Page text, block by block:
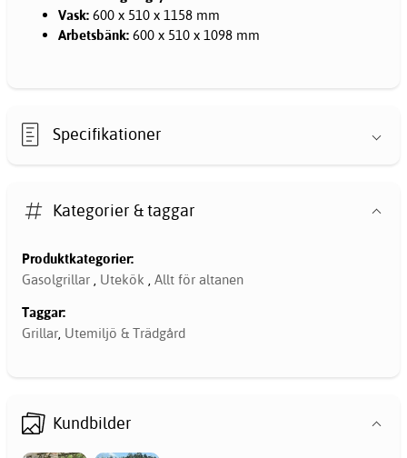
Vask: 600 x 510 x 1158 mm
Arbetsbänk: 600 x 510 x 1098 mm
Specifikationer
Kategorier & taggar
Produktkategorier:
Gasolgrillar , Utekök , Allt för altanen
Taggar:
Grillar, Utemiljö & Trädgård
Kundbilder